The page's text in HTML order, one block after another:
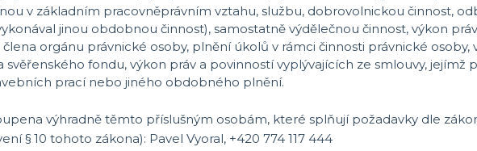
v základním pracovněprávním vztahu, službu, dobrovolnickou činnost,
jinou obdobnou činnost), samostatně výdělečnou činnost, výkon
orgánu právnické osoby, plnění úkolů v rámci činnosti právnické osoby,
fondu, výkon práv a povinností vyplývajících ze smlouvy, jejímž
prací nebo jiného obdobného plnění.
výhradně těmto příslušným osobám, které splňují požadavky dle
§ 10 tohoto zákona): Pavel Vyoral, +420 774 117 444